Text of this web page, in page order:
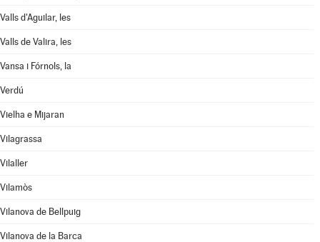
Valls d'Aguilar, les
Valls de Valira, les
Vansa i Fórnols, la
Verdú
Vielha e Mijaran
Vilagrassa
Vilaller
Vilamòs
Vilanova de Bellpuig
Vilanova de la Barca